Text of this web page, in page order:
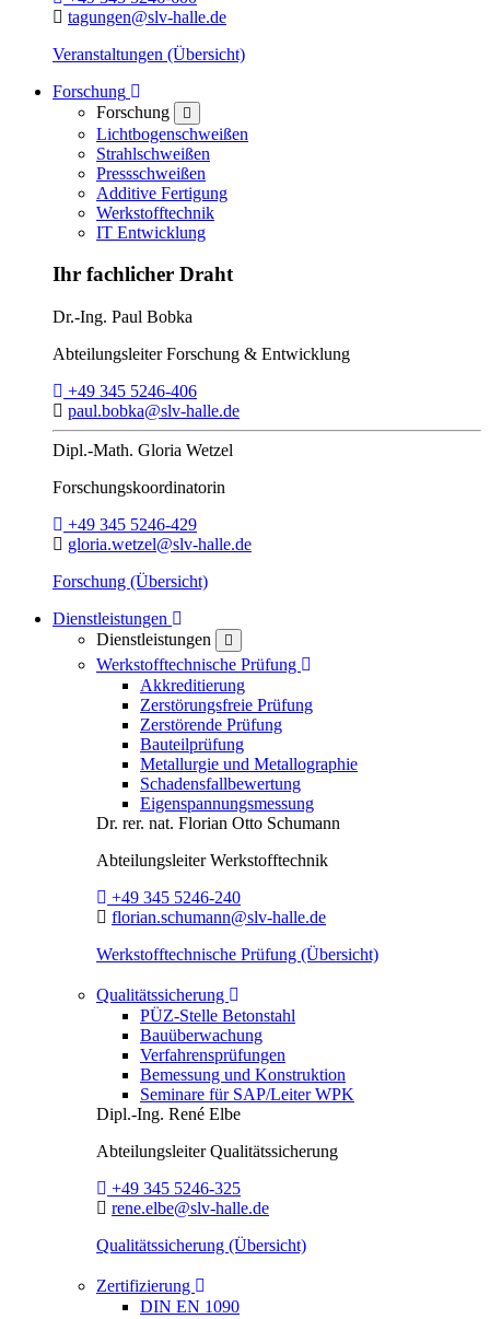
E-Mail:
tagungen@slv-halle.de
Veranstaltungen (Übersicht)
Forschung
Forschung
Lichtbogenschweißen
Strahlschweißen
Pressschweißen
Additive Fertigung
Werkstofftechnik
IT Entwicklung
Ihr fachlicher Draht
Dr.-Ing. Paul Bobka
AbteilungsleiterForschung & Entwicklung
Telefon:
+49 345 5246-406
E-Mail:
paul.bobka@slv-halle.de
Dipl.-Math. Gloria Wetzel
Forschungs­koordinatorin
Telefon:
+49 345 5246-429
E-Mail:
gloria.wetzel@slv-halle.de
Forschung (Übersicht)
Dienstleistungen
Dienstleistungen
Werkstofftechnische Prüfung Toggle Dropdown
Akkreditierung
Zerstörungsfreie Prüfung
Zerstörende Prüfung
Bauteilprüfung
Metallurgie und Metallographie
Schadensfallbewertung
Eigenspannungsmessung
Dr. rer. nat. Florian Otto Schumann
AbteilungsleiterWerkstofftechnik
Telefon:
+49 345 5246-240
E-Mail:
florian.schumann@slv-halle.de
Werkstofftechnische Prüfung (Übersicht)
Qualitätssicherung Toggle Dropdown
PÜZ-Stelle Betonstahl
Bauüberwachung
Verfahrensprüfungen
Bemessung und Konstruktion
Seminare für SAP/Leiter WPK
Dipl.-Ing. René Elbe
AbteilungsleiterQualitätssicherung
Telefon:
+49 345 5246-325
E-Mail:
rene.elbe@slv-halle.de
Qualitätssicherung (Übersicht)
Zertifizierung Toggle Dropdown
DIN EN 1090